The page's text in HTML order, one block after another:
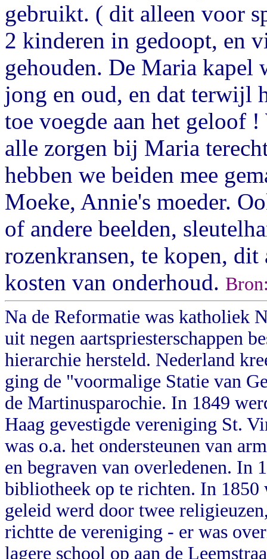
gebruikt. ( dit alleen voor
2 kinderen in gedoopt, en
gehouden. De Maria
jong en oud, en dat terwijl
toe voegde aan het geloof
alle zorgen bij Maria
hebben we beiden mee
Moeke, Annie's moeder.
of andere beelden,
rozenkransen, te kopen,
kosten van onderhoud.
Na de Reformatie was katholiek
uit negen aartspriesterschappen
hierarchie hersteld. Nederland
ging de "voormalige Statie van
de Martinusparochie. In 1849
Haag gevestigde vereniging St.
was o.a. het ondersteunen van
en begraven van overledenen. In
bibliotheek op te richten. In 1850
geleid werd door twee
richtte de vereniging - er was
lagere school op aan de